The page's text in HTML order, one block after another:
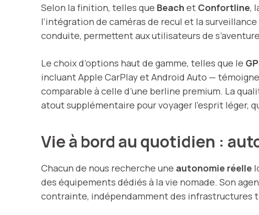
Selon la finition, telles que Beach et Confortline,
l’intégration de caméras de recul et la
conduite, permettent aux utilisateurs de
Le choix d’options haut de gamme, telles que le
incluant Apple CarPlay et Android Auto —
comparable à celle d’une berline premium. La
atout supplémentaire pour voyager l’esprit léger,
Vie à bord au quotidien :
Chacun de nous recherche une autonomie réelle
des équipements dédiés à la vie nomade. Son
contrainte, indépendamment des infrastructures